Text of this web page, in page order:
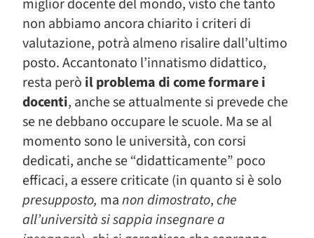
miglior docente del mondo, visto che tanto
non abbiamo ancora chiarito i criteri di
valutazione, potrà almeno risalire dall’ultimo
posto. Accantonato l’innatismo didattico,
resta però il problema di come formare i
docenti, anche se attualmente si prevede che
se ne debbano occupare le scuole. Ma se al
momento sono le università, con corsi
dedicati, anche se “didatticamente” poco
efficaci, a essere criticate (in quanto si è solo
presupposto, manon dimostrato,che
all’università si sappia insegnare a